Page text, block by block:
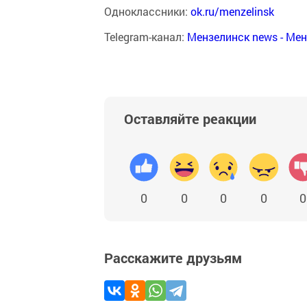
Одноклассники: ok.ru/menzelinsk
Telegram-канал: Мензелинск news -
Оставляйте реакции
0 0 0 0 0
Расскажите друзьям